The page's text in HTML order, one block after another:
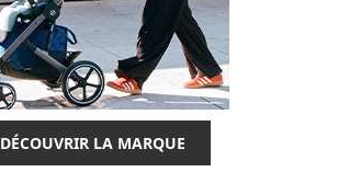
DÉCOUVRIR LA MARQUE